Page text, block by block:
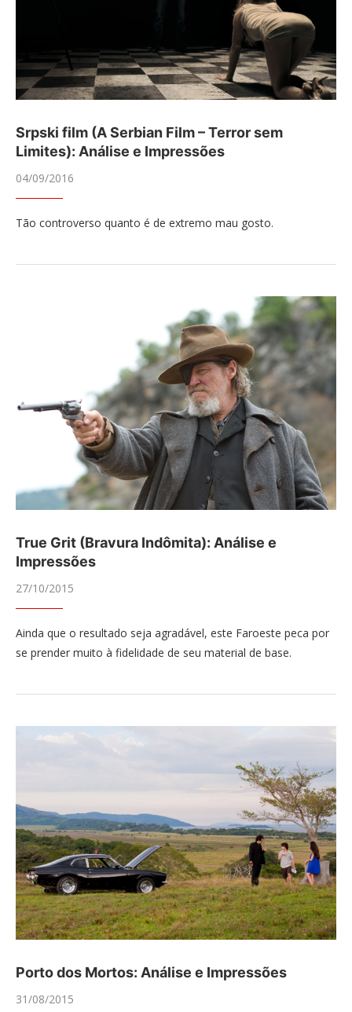
Srpski film (A Serbian Film – Terror sem
Limites): Análise e Impressões
04/09/2016
Tão controverso quanto é de extremo mau gosto.
True Grit (Bravura Indômita): Análise e
Impressões
27/10/2015
Ainda que o resultado seja agradável, este Faroeste peca por
se prender muito à fidelidade de seu material de base.
Porto dos Mortos: Análise e Impressões
31/08/2015